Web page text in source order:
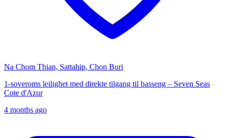
Na Chom Thian, Sattahip, Chon Buri
1-soveroms leilighet med direkte tilgang til basseng – Seven Seas
Cote d'Azur
4 months ago